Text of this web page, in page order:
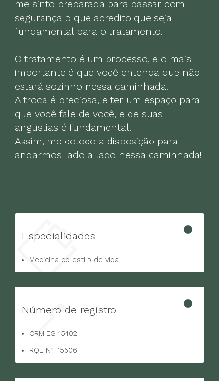
me sinto preparada para passar com
segurança o que acredito que seja
fundamental para o tratamento.
O tratamento é um processo, e o mais
importante é que você entenda que não
estará sozinho nessa caminhada.
A troca é preciosa, e ter um espaço para
que você fale de você, e de suas
angústias é fundamental.
Assim, me coloco a disposição para
andarmos lado a lado nessa caminhada!
Especialidades
Medicina do estilo de vida
Número de registro
CRM ES 15402
RQE Nº: 15506